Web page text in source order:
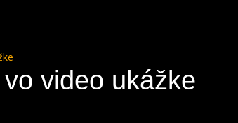
video ukážke